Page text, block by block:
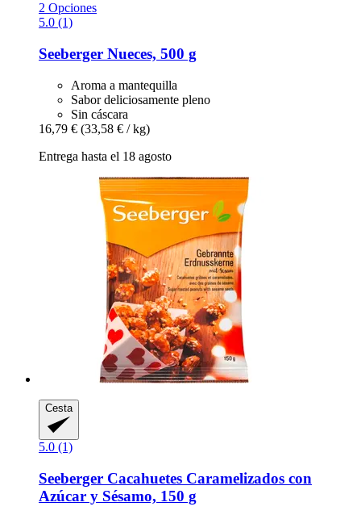
2 Opciones
5.0 (1)
Seeberger Nueces, 500 g
Aroma a mantequilla
Sabor deliciosamente pleno
Sin cáscara
16,79 € (33,58 € / kg)
Entrega hasta el 18 agosto
Cesta
5.0 (1)
Seeberger Cacahuetes Caramelizados con
Azúcar y Sésamo, 150 g